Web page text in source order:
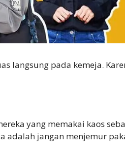
langsung pada kemeja.
yang memakai kaos
adalah jangan menjemur